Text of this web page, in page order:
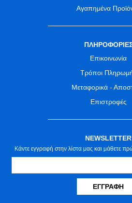
Αγαπημένα
Επικοινωνία
Τρόποι
Μεταφορικά -
Επιστροφές
NEWSLETTER
Κάντε εγγραφή στην λίστα μας και μάθετε
ΕΓΓΡΑΦΉ